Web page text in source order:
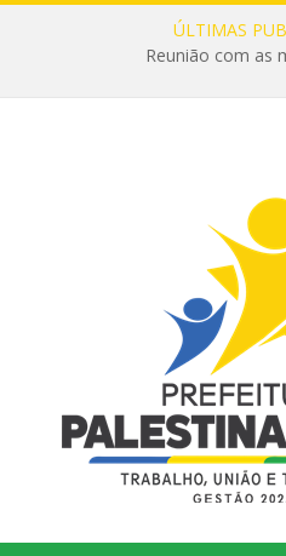
ÚLTIMAS
Reunião com as